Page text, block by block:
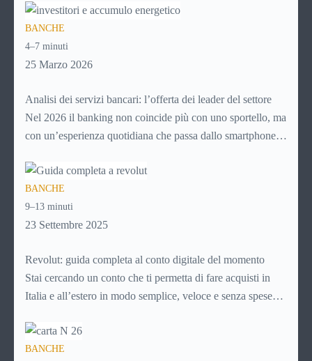
per pagare un corso online, per mandare venti euro a un
amico. Ma se ti chiedi esattamente cosa succede dietro
quella schermata (e soprattutto quanto ti costa davvero)
probabilmente non hai una risposta precisa su come
BANCHE
4–7 minuti
25 Marzo 2026
Analisi dei servizi bancari: l’offerta dei leader del settore
Nel 2026 il banking non coincide più con uno sportello, ma
con un’esperienza quotidiana che passa dallo smartphone.
raggiungere, ma un servizio da aprire in app, usare in pochi
secondi e integrare nella gestione ordinaria della vita.
Controllare il saldo, fare un bonifico, richiedere un prodotto
o monitorare le spese sono attività che ormai devono essere
BANCHE
9–13 minuti
23 Settembre 2025
Revolut: guida completa al conto digitale del momento
Stai cercando un conto che ti permetta di fare acquisti in
Italia e all’estero in modo semplice, veloce e senza spese
smartphone, senza code in banca o documenti cartacei?
Allora è il momento di scoprire Revolut, una delle soluzioni
BANCHE